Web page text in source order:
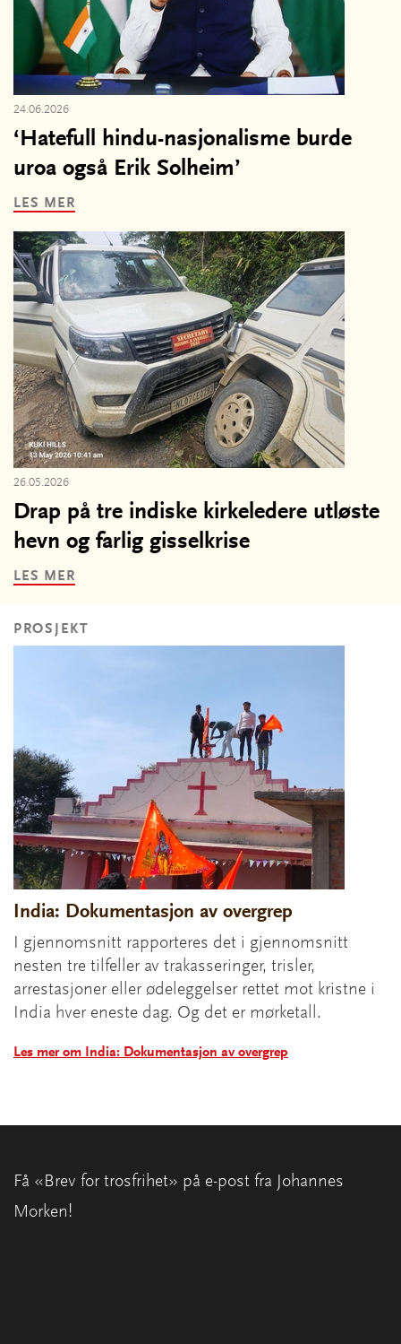
24.06.2026
‘Hatefull hindu-nasjonalisme burde
uroa også Erik Solheim’
LES MER
26.05.2026
Drap på tre indiske kirkeledere utløste
hevn og farlig gisselkrise
LES MER
PROSJEKT
India: Dokumentasjon av overgrep
I gjennomsnitt rapporteres det i gjennomsnitt
nesten tre tilfeller av trakasseringer, trisler,
arrestasjoner eller ødeleggelser rettet mot kristne i
India hver eneste dag. Og det er mørketall.
Les mer om India: Dokumentasjon av overgrep
Få «Brev for trosfrihet» på e-post fra Johannes
Morken!